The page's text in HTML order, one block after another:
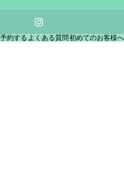
予約する よくある質問 初めてのお客様へ